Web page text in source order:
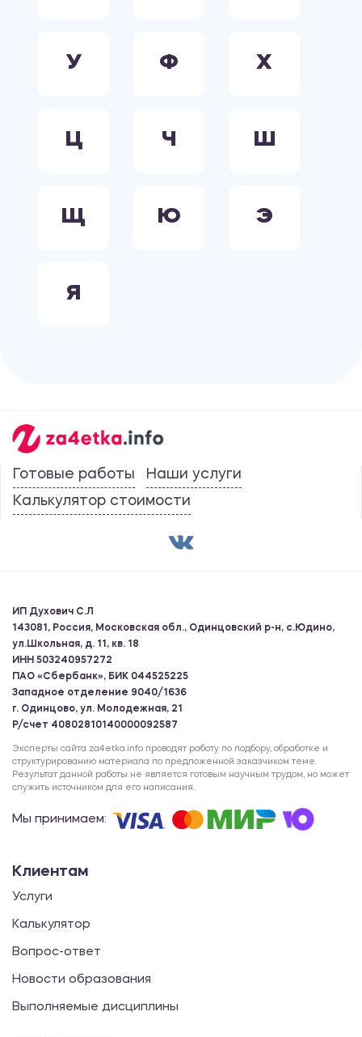
У Ф Х
Ц Ч Ш
Щ Ю Э
Я
Готовые работы
Наши услуги
Калькулятор стоимости
ИП Духович С.Л
143081, Россия, Московская обл., Одинцовский р-н, с.Юдино,
ул.Школьная, д. 11, кв. 18
ИНН 503240957272
ПАО «Сбербанк», БИК 044525225
Западное отделение 9040/1636
г. Одинцово, ул. Молодежная, 21
Р/счет 40802810140000092587
Эксперты сайта za4etka.info проводят работу по подбору, обработке и
структурированию материала по предложенной заказчиком теме.
Результат данной работы не является готовым научным трудом, но может
служить источником для его написания.
Мы принимаем:
Клиентам
Услуги
Калькулятор
Вопрос-ответ
Новости образования
Выполняемые дисциплины